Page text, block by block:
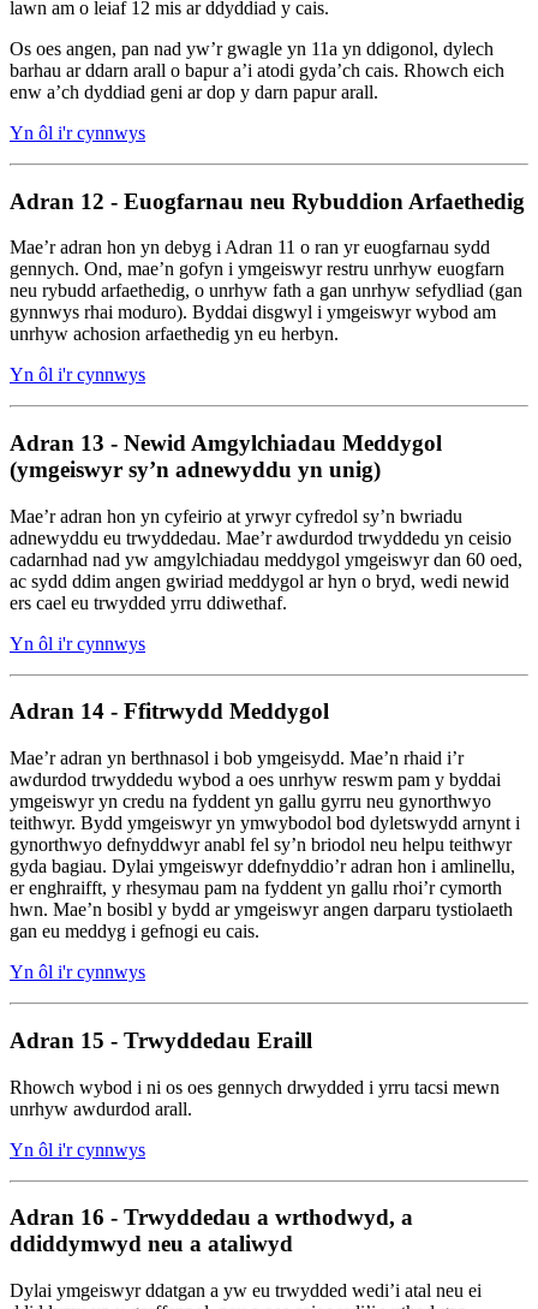
lawn am o leiaf 12 mis ar ddyddiad y cais.
Os oes angen, pan nad yw’r gwagle yn 11a yn ddigonol, dylech
barhau ar ddarn arall o bapur a’i atodi gyda’ch cais. Rhowch eich
enw a’ch dyddiad geni ar dop y darn papur arall.
Yn ôl i'r cynnwys
Adran 12 - Euogfarnau neu Rybuddion Arfaethedig
Mae’r adran hon yn debyg i Adran 11 o ran yr euogfarnau sydd
gennych. Ond, mae’n gofyn i ymgeiswyr restru unrhyw euogfarn
neu rybudd arfaethedig, o unrhyw fath a gan unrhyw sefydliad (gan
gynnwys rhai moduro). Byddai disgwyl i ymgeiswyr wybod am
unrhyw achosion arfaethedig yn eu herbyn.
Yn ôl i'r cynnwys
Adran 13 - Newid Amgylchiadau Meddygol
(ymgeiswyr sy’n adnewyddu yn unig)
Mae’r adran hon yn cyfeirio at yrwyr cyfredol sy’n bwriadu
adnewyddu eu trwyddedau. Mae’r awdurdod trwyddedu yn ceisio
cadarnhad nad yw amgylchiadau meddygol ymgeiswyr dan 60 oed,
ac sydd ddim angen gwiriad meddygol ar hyn o bryd, wedi newid
ers cael eu trwydded yrru ddiwethaf.
Yn ôl i'r cynnwys
Adran 14 - Ffitrwydd Meddygol
Mae’r adran yn berthnasol i bob ymgeisydd. Mae’n rhaid i’r
awdurdod trwyddedu wybod a oes unrhyw reswm pam y byddai
ymgeiswyr yn credu na fyddent yn gallu gyrru neu gynorthwyo
teithwyr. Bydd ymgeiswyr yn ymwybodol bod dyletswydd arnynt i
gynorthwyo defnyddwyr anabl fel sy’n briodol neu helpu teithwyr
gyda bagiau. Dylai ymgeiswyr ddefnyddio’r adran hon i amlinellu,
er enghraifft, y rhesymau pam na fyddent yn gallu rhoi’r cymorth
hwn. Mae’n bosibl y bydd ar ymgeiswyr angen darparu tystiolaeth
gan eu meddyg i gefnogi eu cais.
Yn ôl i'r cynnwys
Adran 15 - Trwyddedau Eraill
Rhowch wybod i ni os oes gennych drwydded i yrru tacsi mewn
unrhyw awdurdod arall.
Yn ôl i'r cynnwys
Adran 16 - Trwyddedau a wrthodwyd, a
ddiddymwyd neu a ataliwyd
Dylai ymgeiswyr ddatgan a yw eu trwydded wedi’i atal neu ei